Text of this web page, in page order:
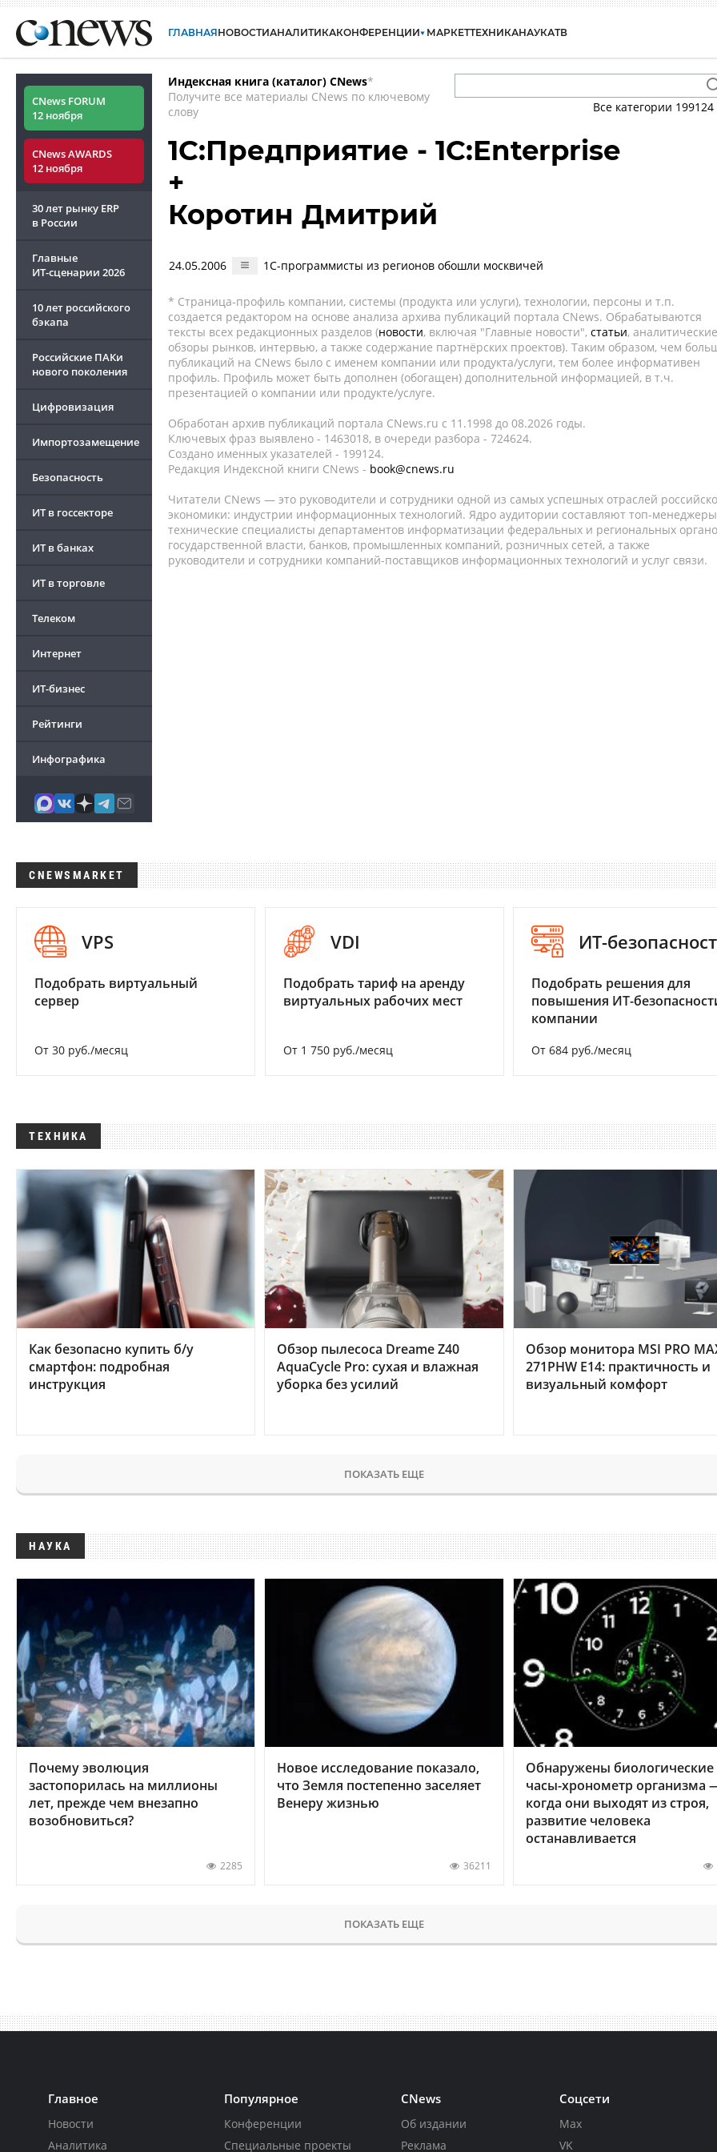
ГЛАВНАЯНОВОСТИАНАЛИТИКАКОНФЕРЕНЦИИ МАРКЕТТЕХНИКАНАУКАТВ
CNews FORUM
12 ноября
CNews AWARDS
12 ноября
30 лет рынку ERP
в России
Главные
ИТ-сценарии 2026
10 лет российского
бэкапа
Российские ПАКи
нового поколения
Цифровизация
Импортозамещение
Безопасность
ИТ в госсекторе
ИТ в банках
ИТ в торговле
Телеком
Интернет
ИТ-бизнес
Рейтинги
Инфографика
Индексная книга (каталог) CNews*
Получите все материалы CNews по ключевому
слову
Все категории 199124
1С:Предприятие - 1C:Enterprise
+
Коротин Дмитрий
24.05.2006 1С-программисты из регионов обошли москвичей
* Страница-профиль компании, системы (продукта или услуги), технологии, персоны и т.п.
создается редактором на основе анализа архива публикаций портала CNews. Обрабатываются
тексты всех редакционных разделов (новости, включая "Главные новости", статьи, аналитические
обзоры рынков, интервью, а также содержание партнёрских проектов). Таким образом, чем
публикаций на CNews было с именем компании или продукта/услуги, тем более информативен
профиль. Профиль может быть дополнен (обогащен) дополнительной информацией, в т.ч.
презентацией о компании или продукте/услуге.
Обработан архив публикаций портала CNews.ru c 11.1998 до 08.2026 годы.
Ключевых фраз выявлено - 1463018, в очереди разбора - 724624.
Создано именных указателей - 199124.
Редакция Индексной книги CNews - book@cnews.ru
Читатели CNews — это руководители и сотрудники одной из самых успешных отраслей
экономики: индустрии информационных технологий. Ядро аудитории составляют топ-
технические специалисты департаментов информатизации федеральных и региональных
государственной власти, банков, промышленных компаний, розничных сетей, а также
руководители и сотрудники компаний-поставщиков информационных технологий и услуг связи.
CNEWSMARKET
VPS
Подобрать виртуальный
сервер
От 30 руб./месяц
VDI
Подобрать тариф на аренду
виртуальных рабочих мест
От 1 750 руб./месяц
ИТ-
Подобрать решения для
повышения ИТ-
компании
От 684 руб./месяц
ТЕХНИКА
Как безопасно купить б/у
смартфон: подробная
инструкция
Обзор пылесоса Dreame Z40
AquaCycle Pro: сухая и влажная
уборка без усилий
Обзор монитора MSI PRO
271PHW E14: практичность и
визуальный комфорт
ПОКАЗАТЬ ЕЩЕ
НАУКА
Почему эволюция
застопорилась на миллионы
лет, прежде чем внезапно
возобновиться?
2285
Новое исследование показало,
что Земля постепенно заселяет
Венеру жизнью
36211
Обнаружены биологические
часы-хронометр организма
когда они выходят из строя,
развитие человека
останавливается
ПОКАЗАТЬ ЕЩЕ
Главное
Новости
Аналитика
Популярное
Конференции
Специальные проекты
CNews
Об издании
Реклама
Соцсети
Max
VK